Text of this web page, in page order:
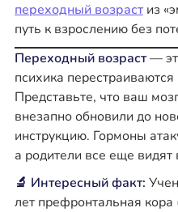
переходный возрастиз
путь к взрослению без
Переходный возраст—
психика
Представьте, что ваш
внезапно обновили до
инструкцию. Гормоны
а родители все еще видят
🔬 Интересный факт:
лет префронтальная кора